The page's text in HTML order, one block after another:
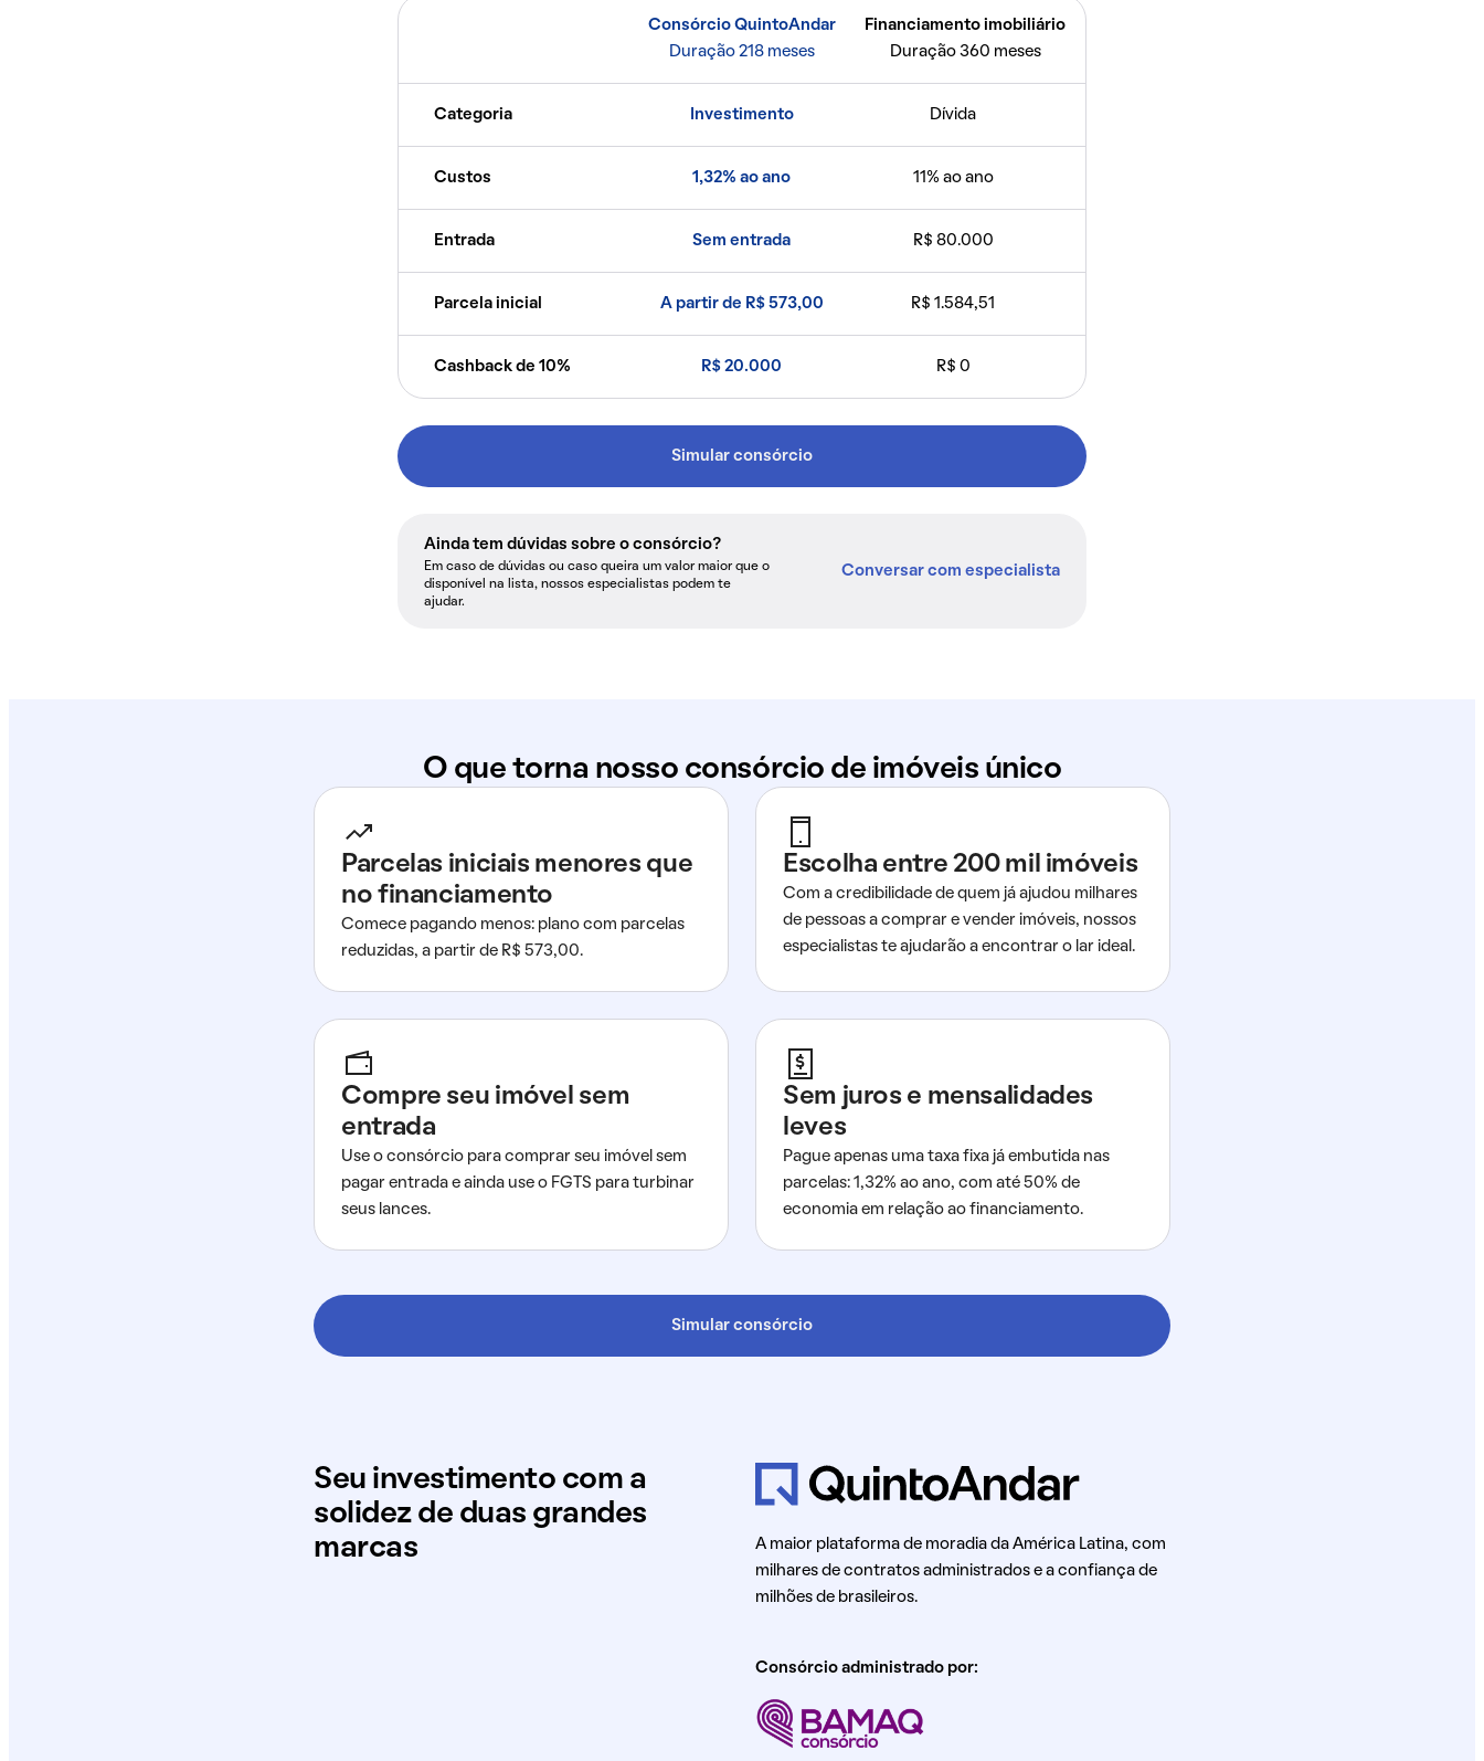
Consórcio QuintoAndar
Duração 218 meses
Financiamento imobiliário
Duração 360 meses
Categoria Investimento Dívida
Custos 1,32% ao ano 11% ao ano
Entrada Sem entrada R$ 80.000
Parcela inicial A partir de R$ 573,00 R$ 1.584,51
Cashback de 10% R$ 20.000 R$ 0
Simular consórcio
Ainda tem dúvidas sobre o consórcio?
Em caso de dúvidas ou caso queira um valor maior que o
disponível na lista, nossos especialistas podem te
ajudar.
Conversar com especialista
O que torna nosso consórcio de imóveis único
Parcelas iniciais menores que
no financiamento
Comece pagando menos: plano com parcelas
reduzidas, a partir de R$ 573,00.
Escolha entre 200 mil imóveis
Com a credibilidade de quem já ajudou milhares
de pessoas a comprar e vender imóveis, nossos
especialistas te ajudarão a encontrar o lar ideal.
Compre seu imóvel sem
entrada
Use o consórcio para comprar seu imóvel sem
pagar entrada e ainda use o FGTS para turbinar
seus lances.
Sem juros e mensalidades
leves
Pague apenas uma taxa fixa já embutida nas
parcelas: 1,32% ao ano, com até 50% de
economia em relação ao financiamento.
Simular consórcio
Seu investimento com a
solidez de duas grandes
marcas
A maior plataforma de moradia da América Latina, com
milhares de contratos administrados e a confiança de
milhões de brasileiros.
Consórcio administrado por: